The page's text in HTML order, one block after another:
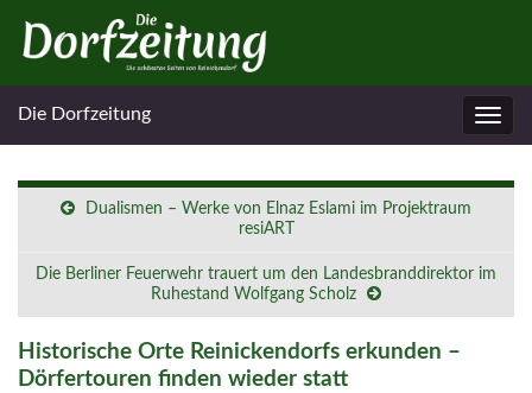
Die Dorfzeitung
Dualismen – Werke von Elnaz Eslami im Projektraum
resiART
Die Berliner Feuerwehr trauert um den Landesbranddirektor im
Ruhestand Wolfgang Scholz
Historische Orte Reinickendorfs erkunden –
Dörfertouren finden wieder statt